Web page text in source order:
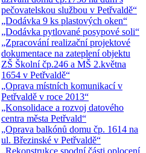
pečovatelskou službou v Petřvaldě“
„Dodávka 9 ks plastových oken“
„Dodávka pytlované posypové soli“
„Zpracování realizační projektové
dokumentace na zateplení objektu
ZŠ Školní čp.246 a MŠ 2.května
1654 v Petřvaldě“
„Oprava místních komunikací v
Petřvaldě v roce 2013“
„Konsolidace a rozvoj datového
centra města Petřvald“
„Oprava balkónů domu čp. 1614 na
ul. Březinské v Petřvaldě“
„Rekonstrukce spodní části oplocení